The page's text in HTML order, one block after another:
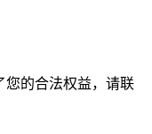
您的合法权益，请联